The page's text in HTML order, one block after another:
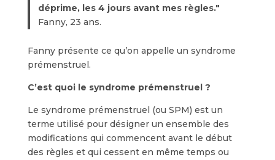
déprime, les 4 jours avant mes règles."
Fanny, 23 ans.
Fanny présente ce qu’on appelle un syndrome
prémenstruel.
C’est quoi le syndrome prémenstruel ?
Le syndrome prémenstruel (ou SPM) est un
terme utilisé pour désigner un ensemble des
modifications qui commencent avant le début
des règles et qui cessent en même temps ou